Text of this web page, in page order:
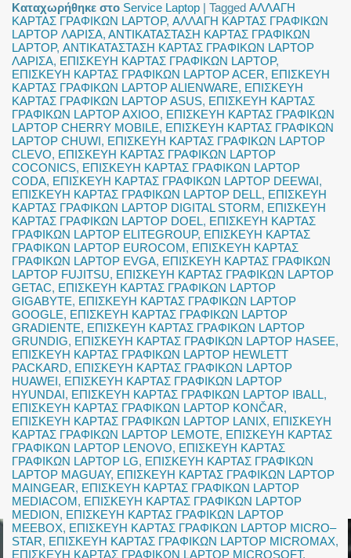
Καταχωρήθηκε στο Service Laptop |Tagged ΑΛΛΑΓΗ
ΚΑΡΤΑΣ ΓΡΑΦΙΚΩΝ LAPTOP,ΑΛΛΑΓΗ ΚΑΡΤΑΣ ΓΡΑΦΙΚΩΝ
LAPTOP ΛΑΡΙΣΑ,ΑΝΤΙΚΑΤΑΣΤΑΣΗ ΚΑΡΤΑΣ ΓΡΑΦΙΚΩΝ
LAPTOP,ΑΝΤΙΚΑΤΑΣΤΑΣΗ ΚΑΡΤΑΣ ΓΡΑΦΙΚΩΝ LAPTOP
ΛΑΡΙΣΑ, ΕΠΙΣΚΕΥΗ ΚΑΡΤΑΣ ΓΡΑΦΙΚΩΝ LAPTOP,
ΕΠΙΣΚΕΥΗ ΚΑΡΤΑΣ ΓΡΑΦΙΚΩΝ LAPTOP ACER, ΕΠΙΣΚΕΥΗ
ΚΑΡΤΑΣ ΓΡΑΦΙΚΩΝ LAPTOP ALIENWARE, ΕΠΙΣΚΕΥΗ
ΚΑΡΤΑΣ ΓΡΑΦΙΚΩΝ LAPTOP ASUS, ΕΠΙΣΚΕΥΗ ΚΑΡΤΑΣ
ΓΡΑΦΙΚΩΝ LAPTOP AXIOO, ΕΠΙΣΚΕΥΗ ΚΑΡΤΑΣ ΓΡΑΦΙΚΩΝ
LAPTOP CHERRY MOBILE, ΕΠΙΣΚΕΥΗ ΚΑΡΤΑΣ ΓΡΑΦΙΚΩΝ
LAPTOP CHUWI, ΕΠΙΣΚΕΥΗ ΚΑΡΤΑΣ ΓΡΑΦΙΚΩΝ LAPTOP
CLEVO, ΕΠΙΣΚΕΥΗ ΚΑΡΤΑΣ ΓΡΑΦΙΚΩΝ LAPTOP
COCONICS, ΕΠΙΣΚΕΥΗ ΚΑΡΤΑΣ ΓΡΑΦΙΚΩΝ LAPTOP
CODA, ΕΠΙΣΚΕΥΗ ΚΑΡΤΑΣ ΓΡΑΦΙΚΩΝ LAPTOP DEEWAI,
ΕΠΙΣΚΕΥΗ ΚΑΡΤΑΣ ΓΡΑΦΙΚΩΝ LAPTOP DELL, ΕΠΙΣΚΕΥΗ
ΚΑΡΤΑΣ ΓΡΑΦΙΚΩΝ LAPTOP DIGITAL STORM, ΕΠΙΣΚΕΥΗ
ΚΑΡΤΑΣ ΓΡΑΦΙΚΩΝ LAPTOP DOEL, ΕΠΙΣΚΕΥΗ ΚΑΡΤΑΣ
ΓΡΑΦΙΚΩΝ LAPTOP ELITEGROUP, ΕΠΙΣΚΕΥΗ ΚΑΡΤΑΣ
ΓΡΑΦΙΚΩΝ LAPTOP EUROCOM, ΕΠΙΣΚΕΥΗ ΚΑΡΤΑΣ
ΓΡΑΦΙΚΩΝ LAPTOP EVGA, ΕΠΙΣΚΕΥΗ ΚΑΡΤΑΣ ΓΡΑΦΙΚΩΝ
LAPTOP FUJITSU, ΕΠΙΣΚΕΥΗ ΚΑΡΤΑΣ ΓΡΑΦΙΚΩΝ LAPTOP
GETAC, ΕΠΙΣΚΕΥΗ ΚΑΡΤΑΣ ΓΡΑΦΙΚΩΝ LAPTOP
GIGABYTE, ΕΠΙΣΚΕΥΗ ΚΑΡΤΑΣ ΓΡΑΦΙΚΩΝ LAPTOP
GOOGLE, ΕΠΙΣΚΕΥΗ ΚΑΡΤΑΣ ΓΡΑΦΙΚΩΝ LAPTOP
GRADIENTE, ΕΠΙΣΚΕΥΗ ΚΑΡΤΑΣ ΓΡΑΦΙΚΩΝ LAPTOP
GRUNDIG, ΕΠΙΣΚΕΥΗ ΚΑΡΤΑΣ ΓΡΑΦΙΚΩΝ LAPTOP HASEE,
ΕΠΙΣΚΕΥΗ ΚΑΡΤΑΣ ΓΡΑΦΙΚΩΝ LAPTOP HEWLETT
PACKARD, ΕΠΙΣΚΕΥΗ ΚΑΡΤΑΣ ΓΡΑΦΙΚΩΝ LAPTOP
HUAWEI, ΕΠΙΣΚΕΥΗ ΚΑΡΤΑΣ ΓΡΑΦΙΚΩΝ LAPTOP
HYUNDAI, ΕΠΙΣΚΕΥΗ ΚΑΡΤΑΣ ΓΡΑΦΙΚΩΝ LAPTOP IBALL,
ΕΠΙΣΚΕΥΗ ΚΑΡΤΑΣ ΓΡΑΦΙΚΩΝ LAPTOP KONČAR,
ΕΠΙΣΚΕΥΗ ΚΑΡΤΑΣ ΓΡΑΦΙΚΩΝ LAPTOP LANIX, ΕΠΙΣΚΕΥΗ
ΚΑΡΤΑΣ ΓΡΑΦΙΚΩΝ LAPTOP LEMOTE, ΕΠΙΣΚΕΥΗ ΚΑΡΤΑΣ
ΓΡΑΦΙΚΩΝ LAPTOP LENOVO, ΕΠΙΣΚΕΥΗ ΚΑΡΤΑΣ
ΓΡΑΦΙΚΩΝ LAPTOP LG, ΕΠΙΣΚΕΥΗ ΚΑΡΤΑΣ ΓΡΑΦΙΚΩΝ
LAPTOP MAGUAY, ΕΠΙΣΚΕΥΗ ΚΑΡΤΑΣ ΓΡΑΦΙΚΩΝ LAPTOP
MAINGEAR, ΕΠΙΣΚΕΥΗ ΚΑΡΤΑΣ ΓΡΑΦΙΚΩΝ LAPTOP
MEDIACOM, ΕΠΙΣΚΕΥΗ ΚΑΡΤΑΣ ΓΡΑΦΙΚΩΝ LAPTOP
MEDION, ΕΠΙΣΚΕΥΗ ΚΑΡΤΑΣ ΓΡΑΦΙΚΩΝ LAPTOP
MEEBOX, ΕΠΙΣΚΕΥΗ ΚΑΡΤΑΣ ΓΡΑΦΙΚΩΝ LAPTOP MICRO–
STAR, ΕΠΙΣΚΕΥΗ ΚΑΡΤΑΣ ΓΡΑΦΙΚΩΝ LAPTOP MICROMAX,
ΕΠΙΣΚΕΥΗ ΚΑΡΤΑΣ ΓΡΑΦΙΚΩΝ LAPTOP MICROSOFT,